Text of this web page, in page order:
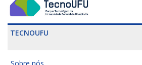
TECNOUFU